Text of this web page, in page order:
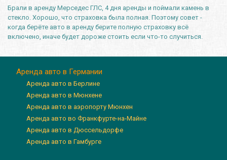
Брали в аренду Мерседес ГЛС, 4 дня аренды и поймали камень в
стекло. Хорошо, что страховка была полная. Поэтому совет -
когда берёте авто в аренду берите полную страховку всё
включено, иначе будет дороже стоить если что-то случиться.
Аренда авто в Германии
Аренда авто в Берлине
Аренда авто в Мюнхене
Аренда авто в аэропорту Мюнхен
Аренда авто во Франкфурте-на-Майне
Аренда авто в Дюссельдорфе
Аренда авто в Гамбурге